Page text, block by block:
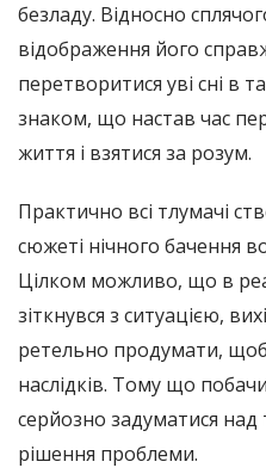
безладу. Відносно
відображення його
перетворитися уві сні в
знаком, що настав час
життя і взятися за розум.
Практично всі тлумачі
сюжеті нічного бачення
Цілком можливо, що в
зіткнувся з ситуацією,
ретельно продумати,
наслідків. Тому що
серйозно задуматися
рішення проблеми.